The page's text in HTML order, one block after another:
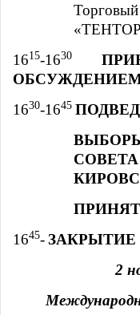
1615-1630
1630-1645
1645-ЗАКРЫТИЕ
2